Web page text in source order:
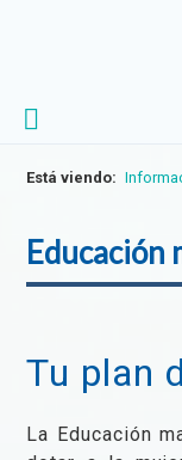
Está viendo:
Educación
Tu plan
La Educación